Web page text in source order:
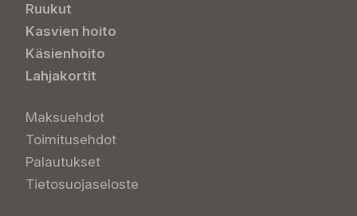
Ruukut
Kasvien hoito
Käsienhoito
Lahjakortit
Maksuehdot
Toimitusehdot
Palautukset
Tietosuojaseloste